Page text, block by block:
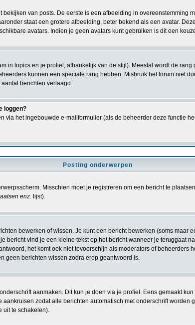
van posts. De eerste is een afbeelding in overeenstemming
staat een grotere afbeelding, beter bekend als een avatar.
avatars. Indien je geen avatars kunt gebruiken is dit een
in topics en je profiel, afhankelijk van de stijl). Meestal wordt de
kunnen een speciale rang hebben. Misbruik het forum niet
berichten verlaagd.
loggen?
het ingebouwde e-mailformulier (als de beheerder deze functie
Posting onderwerpen
Misschien moet je registreren om een bericht te
enz. lijst).
bewerken of wissen. Je kunt een bericht bewerken (soms maar
bericht vind je een kleine tekst op het bericht wanneer je teruggaat
het komt ook niet tevoorschijn als moderators of
geen berichten wissen zodra erop geantwoord is.
aanmaken. Dit kun je doen via je profiel. Eens gemaakt
zodat alle berichten automatisch met onderschrift
uit te schakelen).